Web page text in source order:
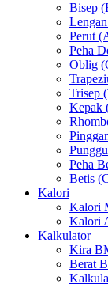
Bisep
Perut
Peha
Oblig
Trisep
Kepak
Peha
Betis
Kalori
Kalori
Kalori
Kalkulator
Kira
Berat